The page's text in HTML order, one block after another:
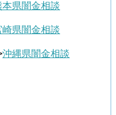
本県闇金相談
崎県闇金相談
沖縄県闇金相談